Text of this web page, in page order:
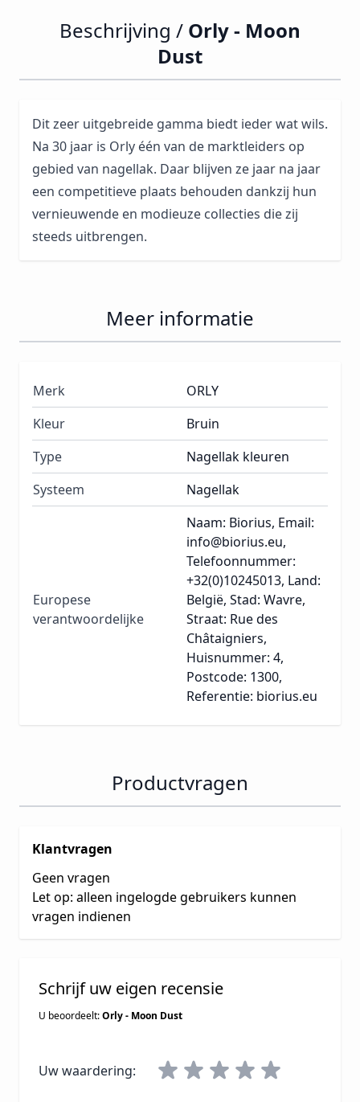
Beschrijving / Orly - Moon
Dust
Dit zeer uitgebreide gamma biedt ieder wat wils.
Na 30 jaar is Orly één van de marktleiders op
gebied van nagellak. Daar blijven ze jaar na jaar
een competitieve plaats behouden dankzij hun
vernieuwende en modieuze collecties die zij
steeds uitbrengen.
Meer informatie
Merk
ORLY
Kleur
Bruin
Type
Nagellak kleuren
Systeem
Nagellak
Europese
verantwoordelijke
Naam: Biorius, Email:
info@biorius.eu,
Telefoonnummer:
+32(0)10245013, Land:
België, Stad: Wavre,
Straat: Rue des
Châtaigniers,
Huisnummer: 4,
Postcode: 1300,
Referentie: biorius.eu
Productvragen
Klantvragen
Geen vragen
Let op: alleen ingelogde gebruikers kunnen
vragen indienen
Schrijf uw eigen recensie
U beoordeelt:Orly - Moon Dust
Uw waardering: